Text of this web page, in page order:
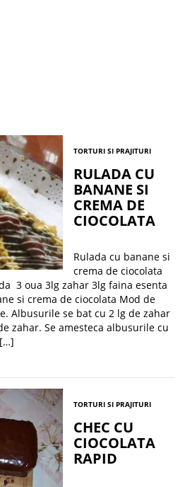
TORTURI SI PRAJITURI
RULADA CU
BANANE SI
CREMA DE
CIOCOLATA
Rulada cu banane si
crema de ciocolata
3 oua 3lg zahar 3lg faina esenta
si crema de ciocolata Mod de
Albusurile se bat cu 2 lg de zahar
zahar. Se amesteca albusurile cu
TORTURI SI PRAJITURI
CHEC CU
CIOCOLATA
RAPID